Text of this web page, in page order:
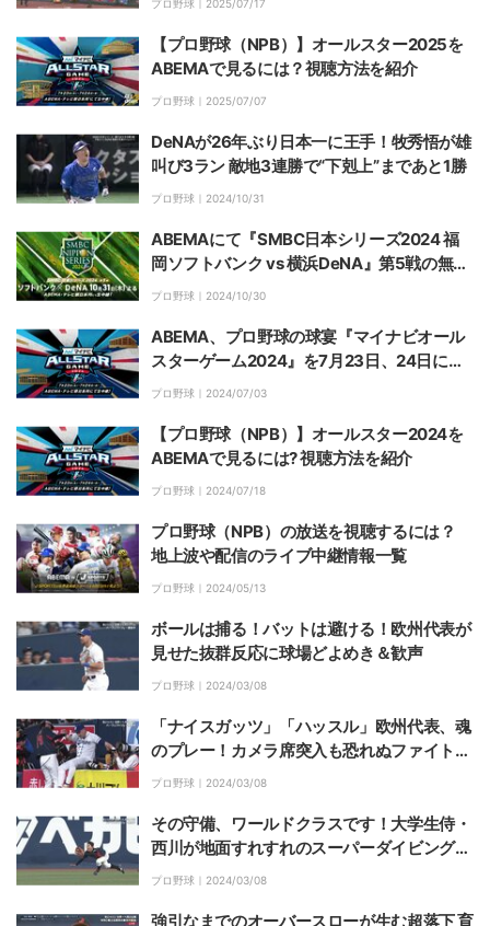
プロ野球｜ 2025/07/17
【プロ野球（NPB）】オールスター2025を
ABEMAで見るには？視聴方法を紹介
プロ野球｜ 2025/07/07
DeNAが26年ぶり日本一に王手！牧秀悟が雄
叫び3ラン 敵地3連勝で“下剋上”まであと1勝
プロ野球｜ 2024/10/31
ABEMAにて『SMBC日本シリーズ2024 福
岡ソフトバンク vs 横浜DeNA』第5戦の無料
生中継が決定…解説は里崎智也氏【10月31日
プロ野球｜ 2024/10/30
ABEMA、プロ野球の球宴『マイナビオール
スターゲーム2024』を7月23日、24日に無
料生中継決定 試合前の「ホームランダービ
プロ野球｜ 2024/07/03
【プロ野球（NPB）】オールスター2024を
ABEMAで見るには? 視聴方法を紹介
プロ野球｜ 2024/07/18
プロ野球（NPB）の放送を視聴するには？
地上波や配信のライブ中継情報一覧
プロ野球｜ 2024/05/13
ボールは捕る！バットは避ける！欧州代表が
見せた抜群反応に球場どよめき＆歓声
プロ野球｜ 2024/03/08
「ナイスガッツ」「ハッスル」欧州代表、魂
のプレー！カメラ席突入も恐れぬファイトに
温かい拍手
プロ野球｜ 2024/03/08
その守備、ワールドクラスです！大学生侍・
西川が地面すれすれのスーパーダイビングキ
ャッチで球場騒然「実質ヌートバーやん」
プロ野球｜ 2024/03/08
強引なまでのオーバースローが生む超落下 育